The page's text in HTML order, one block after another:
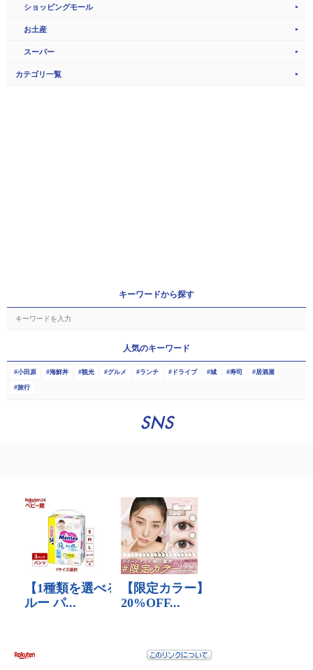
ショッピングモール
お土産
スーパー
カテゴリ一覧
キーワードから探す
人気のキーワード
小田原 海鮮丼 観光 グルメ ランチ ドライブ 城 寿司 居酒屋
旅行
SNS